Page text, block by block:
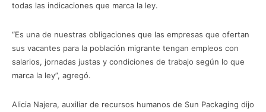
todas las indicaciones que marca la ley.
“Es una de nuestras obligaciones que las empresas que ofertan
sus vacantes para la población migrante tengan empleos con
salarios, jornadas justas y condiciones de trabajo según lo que
marca la ley”, agregó.
Alicia Najera, auxiliar de recursos humanos de Sun Packaging dijo